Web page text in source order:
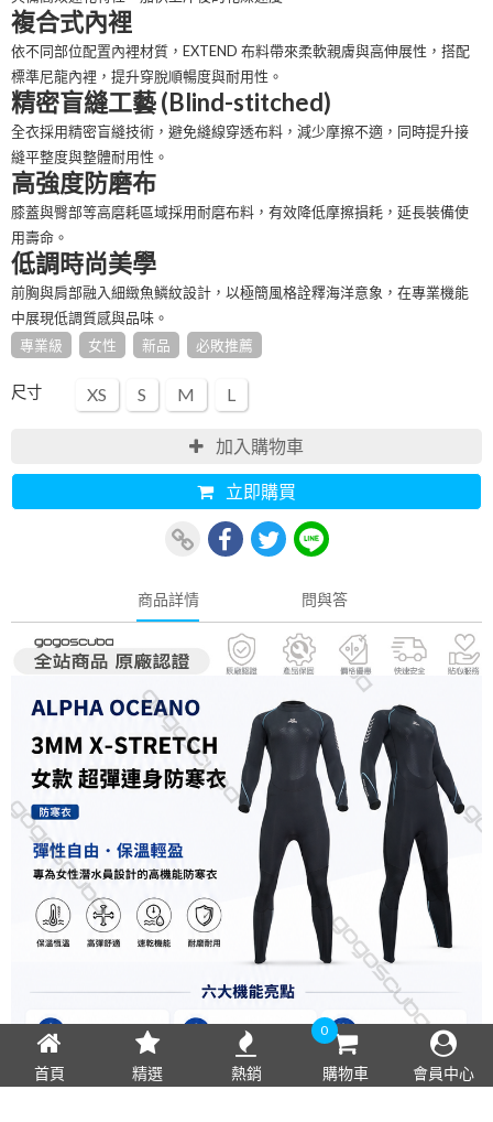
首頁 精選 熱銷
0
購物車 會員中心
複合式內裡
依不同部位配置內裡材質，EXTEND 布料帶來柔軟親膚與高伸展性，搭配
標準尼龍內裡，提升穿脫順暢度與耐用性。
精密盲縫工藝 (Blind-stitched)
全衣採用精密盲縫技術，避免縫線穿透布料，減少摩擦不適，同時提升接
縫平整度與整體耐用性。
高強度防磨布
膝蓋與臀部等高磨耗區域採用耐磨布料，有效降低摩擦損耗，延長裝備使
用壽命。
低調時尚美學
前胸與肩部融入細緻魚鱗紋設計，以極簡風格詮釋海洋意象，在專業機能
中展現低調質感與品味。
專業級
女性 新品 必敗推薦
尺寸 XS S M L
加入購物車
立即購買
商品詳情 問與答